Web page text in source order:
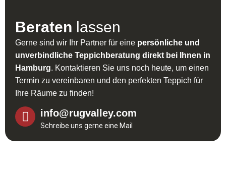
Beraten lassen
Gerne sind wir Ihr Partner für eine persönliche und
unverbindliche Teppichberatung direkt bei Ihnen in
Hamburg. Kontaktieren Sie uns noch heute, um einen
Termin zu vereinbaren und den perfekten Teppich für
Ihre Räume zu finden!
info@rugvalley.com
Schreibe uns gerne eine Mail